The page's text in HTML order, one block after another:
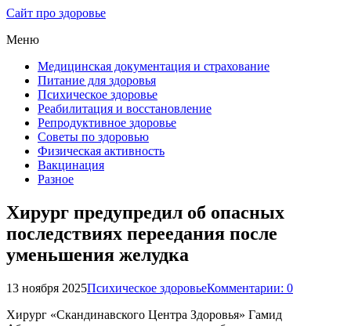
Сайт про здоровье
Меню
Медицинская документация и страхование
Питание для здоровья
Психическое здоровье
Реабилитация и восстановление
Репродуктивное здоровье
Советы по здоровью
Физическая активность
Вакцинация
Разное
Хирург предупредил об опасных
последствиях переедания после
уменьшения желудка
13 ноября 2025Психическое здоровьеКомментарии: 0
Хирург «Скандинавского Центра Здоровья» Гамид